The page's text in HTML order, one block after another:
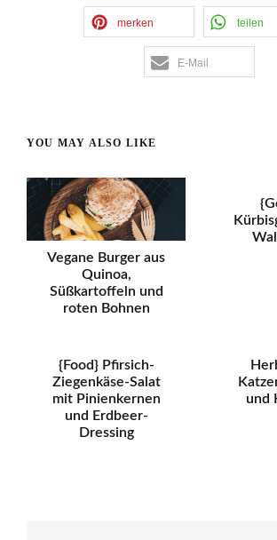
merken teilen
E-Mail
YOU MAY ALSO LIKE
Vegane Burger aus
Quinoa,
Süßkartoffeln und
roten Bohnen
{Food} Pfirsich-
Ziegenkäse-Salat
mit Pinienkernen
und Erdbeer-
Dressing
und